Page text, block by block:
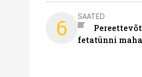
6 SAATED
fetatünni